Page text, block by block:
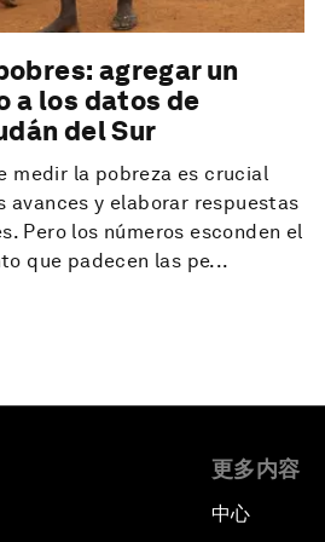
agregar un
a los datos de
del Sur
medir la pobreza es crucial
avances y elaborar respuestas
Pero los números esconden el
que padecen las pe...
更多内容
中心